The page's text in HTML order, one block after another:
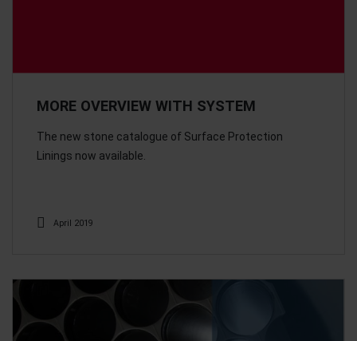
MORE OVERVIEW WITH SYSTEM
The new stone catalogue of Surface Protection
Linings now available.
April 2019